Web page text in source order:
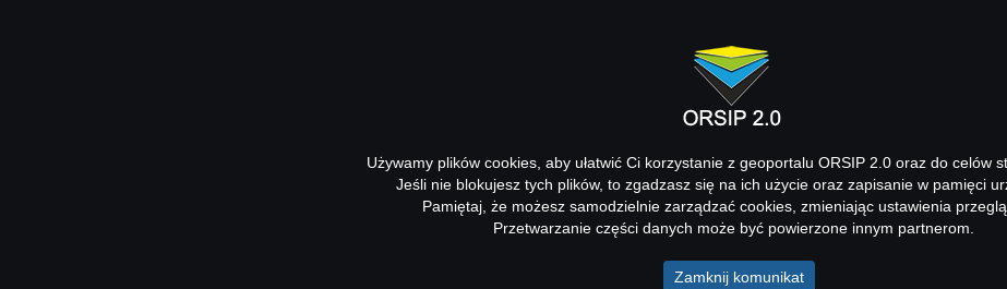
Używamy plików cookies, aby ułatwić Ci korzystanie z geoportalu ORSIP 2.0 oraz do celów
Jeśli nie blokujesz tych plików, to zgadzasz się na ich użycie oraz zapisanie w pamięci
Pamiętaj, że możesz samodzielnie zarządzać cookies, zmieniając ustawienia
Przetwarzanie części danych może być powierzone innym partnerom.
Zamknij komunikat